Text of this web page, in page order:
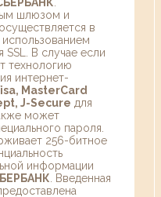
шлюзом и
в
В случае если
технологию
интернет-
MasterCard
J-Secure для
может
пароля.
256-битное
информации
. Введенная